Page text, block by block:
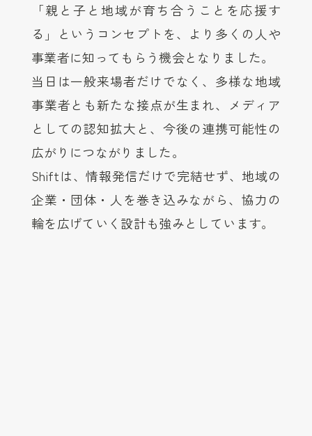
「親と子と地域が育ち合うことを応援す
る」というコンセプトを、より多くの人や
事業者に知ってもらう機会となりました。
当日は一般来場者だけでなく、多様な地域
事業者とも新たな接点が生まれ、メディア
としての認知拡大と、今後の連携可能性の
広がりにつながりました。
Shiftは、情報発信だけで完結せず、地域の
企業・団体・人を巻き込みながら、協力の
輪を広げていく設計も強みとしています。